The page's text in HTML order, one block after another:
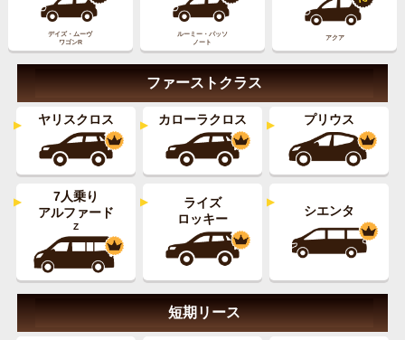
デイズ・ムーヴ
ワゴンR
ルーミー・パッソ
ノート
アクア
ファーストクラス
ヤリスクロス カローラクロス プリウス
7人乗り
アルファード
Z
ライズ
ロッキー
シエンタ
短期リース